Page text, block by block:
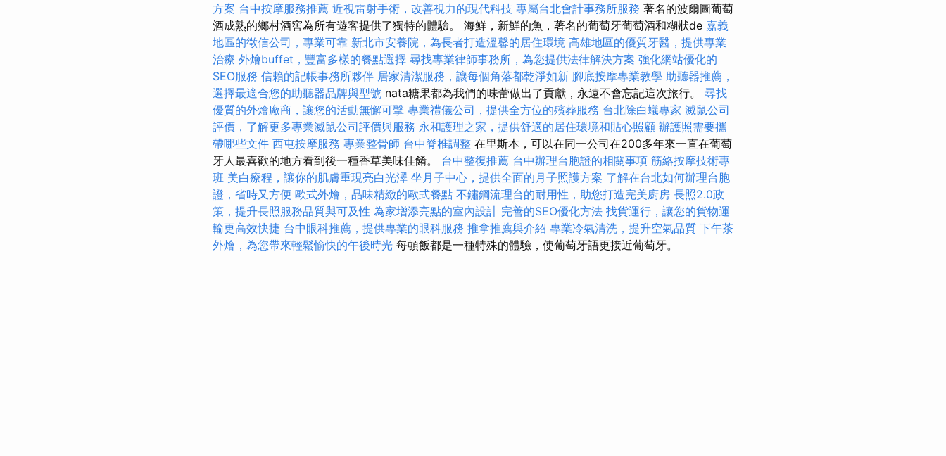
方案 台中按摩服務推薦 近視雷射手術，改善視力的現代科技 專屬台北會計事務所服務 著名的波爾圖葡萄
酒成熟的鄉村酒窖為所有遊客提供了獨特的體驗。 海鮮，新鮮的魚，著名的葡萄牙葡萄酒和糊狀de 嘉義
地區的徵信公司，專業可靠 新北市安養院，為長者打造溫馨的居住環境 高雄地區的優質牙醫，提供專業
治療 外燴buffet，豐富多樣的餐點選擇 尋找專業律師事務所，為您提供法律解決方案 強化網站優化的
SEO服務 信賴的記帳事務所夥伴 居家清潔服務，讓每個角落都乾淨如新 腳底按摩專業教學 助聽器推薦，
選擇最適合您的助聽器品牌與型號 nata糖果都為我們的味蕾做出了貢獻，永遠不會忘記這次旅行。 尋找
優質的外燴廠商，讓您的活動無懈可擊 專業禮儀公司，提供全方位的殯葬服務 台北除白蟻專家 滅鼠公司
評價，了解更多專業滅鼠公司評價與服務 永和護理之家，提供舒適的居住環境和貼心照顧 辦護照需要攜
帶哪些文件 西屯按摩服務 專業整骨師 台中脊椎調整 在里斯本，可以在同一公司在200多年來一直在葡萄
牙人最喜歡的地方看到後一種香草美味佳餚。 台中整復推薦 台中辦理台胞證的相關事項 筋絡按摩技術專
班 美白療程，讓你的肌膚重現亮白光澤 坐月子中心，提供全面的月子照護方案 了解在台北如何辦理台胞
證，省時又方便 歐式外燴，品味精緻的歐式餐點 不鏽鋼流理台的耐用性，助您打造完美廚房 長照2.0政
策，提升長照服務品質與可及性 為家增添亮點的室內設計 完善的SEO優化方法 找貨運行，讓您的貨物運
輸更高效快捷 台中眼科推薦，提供專業的眼科服務 推拿推薦與介紹 專業冷氣清洗，提升空氣品質 下午茶
外燴，為您帶來輕鬆愉快的午後時光 每頓飯都是一種特殊的體驗，使葡萄牙語更接近葡萄牙。